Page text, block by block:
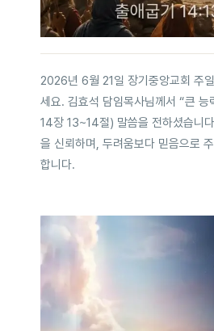
2026년 6월 21일 장기중앙교회 주
세요. 김효석 담임목사님께서 “큰 능
14장 13~14절) 말씀을 전하셨습니
을 신뢰하며, 두려움보다 믿음으로
합니다.